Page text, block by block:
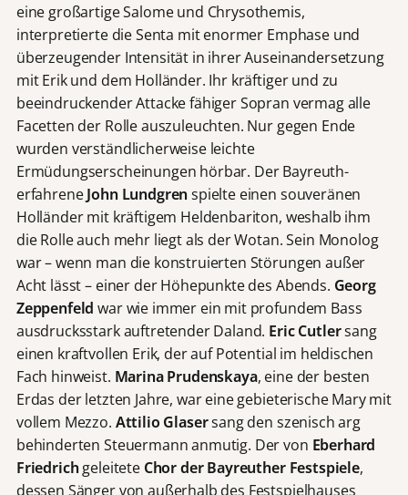
eine großartige Salome und Chrysothemis,
interpretierte die Senta mit enormer Emphase und
überzeugender Intensität in ihrer Auseinandersetzung
mit Erik und dem Holländer. Ihr kräftiger und zu
beeindruckender Attacke fähiger Sopran vermag alle
Facetten der Rolle auszuleuchten. Nur gegen Ende
wurden verständlicherweise leichte
Ermüdungserscheinungen hörbar. Der Bayreuth-
erfahreneJohn Lundgrenspielte einen souveränen
Holländer mit kräftigem Heldenbariton, weshalb ihm
die Rolle auch mehr liegt als der Wotan. Sein Monolog
war – wenn man die konstruierten Störungen außer
Acht lässt – einer der Höhepunkte des Abends. Georg
Zeppenfeld war wie immer ein mit profundem Bass
ausdrucksstark auftretender Daland. Eric Cutlersang
einen kraftvollen Erik, der auf Potential im heldischen
Fach hinweist. Marina Prudenskaya, eine der besten
Erdas der letzten Jahre, war eine gebieterische Mary mit
vollem Mezzo. Attilio Glasersang den szenisch arg
behinderten Steuermann anmutig. Der von Eberhard
Friedrichgeleitete Chor der Bayreuther Festspiele,
dessen Sänger von außerhalb des Festspielhauses